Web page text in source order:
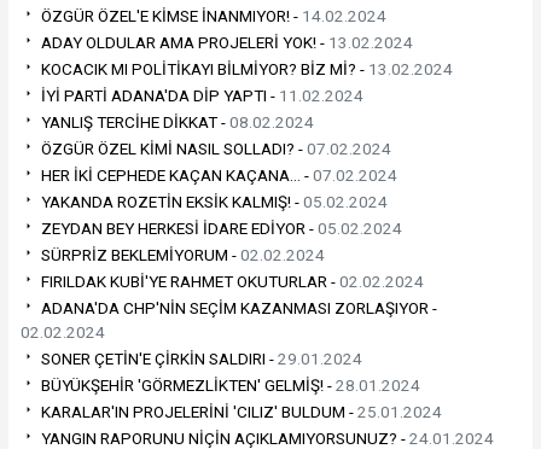
ÖZGÜR ÖZEL'E KİMSE İNANMIYOR! - 14.02.2024
ADAY OLDULAR AMA PROJELERİ YOK! - 13.02.2024
KOCACIK MI POLİTİKAYI BİLMİYOR? BİZ Mİ? - 13.02.2024
İYİ PARTİ ADANA'DA DİP YAPTI - 11.02.2024
YANLIŞ TERCİHE DİKKAT -08.02.2024
ÖZGÜR ÖZEL KİMİ NASIL SOLLADI? -07.02.2024
HER İKİ CEPHEDE KAÇAN KAÇANA… -07.02.2024
YAKANDA ROZETİN EKSİK KALMIŞ! -05.02.2024
ZEYDAN BEY HERKESİ İDARE EDİYOR -05.02.2024
SÜRPRİZ BEKLEMİYORUM -02.02.2024
FIRILDAK KUBİ'YE RAHMET OKUTURLAR -02.02.2024
ADANA'DA CHP'NİN SEÇİM KAZANMASI ZORLAŞIYOR -
02.02.2024
SONER ÇETİN'E ÇİRKİN SALDIRI -29.01.2024
BÜYÜKŞEHİR 'GÖRMEZLİKTEN' GELMİŞ! -28.01.2024
KARALAR'IN PROJELERİNİ 'CILIZ' BULDUM -25.01.2024
YANGIN RAPORUNU NİÇİN AÇIKLAMIYORSUNUZ? -24.01.2024